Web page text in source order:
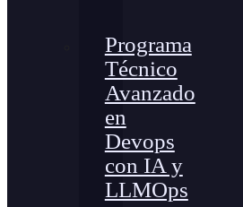
Programa
Técnico
Avanzado
en
Devops
con IA y
LLMOps